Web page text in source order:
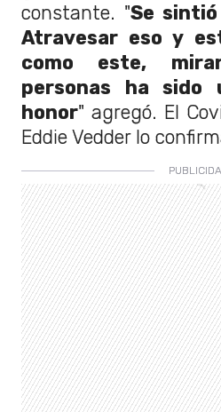
constante. "Se
Atravesar eso y
como este,
personas ha sido
honor" agregó. El
Eddie Vedder lo